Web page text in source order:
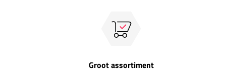
Groot assortiment